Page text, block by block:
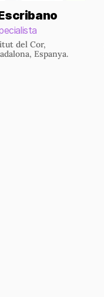
del Cor,
Espanya.